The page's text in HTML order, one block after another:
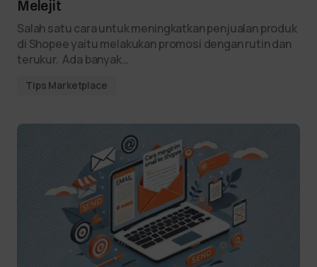
Melejit
Salah satu cara untuk meningkatkan penjualan produk
di Shopee yaitu melakukan promosi dengan rutin dan
terukur. Ada banyak…
Tips Marketplace